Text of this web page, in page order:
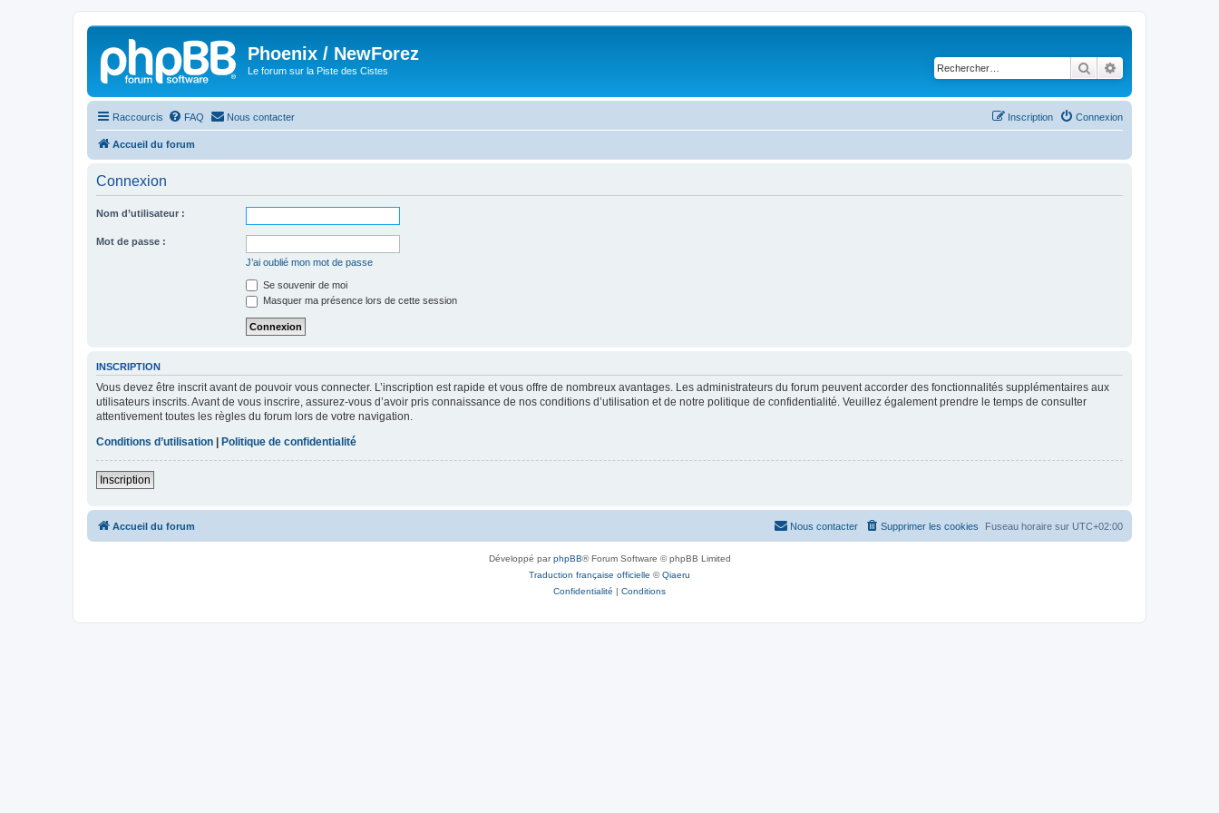
Phoenix / NewForez
Le forum sur la Piste des Cistes Rechercher
Raccourcis FAQ Nous contacter Connexion
Inscription
Accueil du forum
Connexion
Nom d’utilisateur :
Mot de passe :
J’ai oublié mon mot de passe
Se souvenir de moi
Masquer ma présence lors de cette session
INSCRIPTION
Vous devez être inscrit avant de pouvoir vous connecter. L’inscription est rapide et vous offre de nombreux avantages. Les administrateurs du forum peuvent accorder des fonctionnalités supplémentaires aux
utilisateurs inscrits. Avant de vous inscrire, assurez-vous d’avoir pris connaissance de nos conditions d’utilisation et de notre politique de confidentialité. Veuillez également prendre le temps de consulter
attentivement toutes les règles du forum lors de votre navigation.
Conditions d’utilisation
Politique de confidentialité
Inscription
Accueil du forum Fuseau horaire sur UTC+02:00
Supprimer les cookies
Nous contacter
Développé parphpBB® Forum Software © phpBB Limited
Traduction française officielle ©Qiaeru
Confidentialité | Conditions